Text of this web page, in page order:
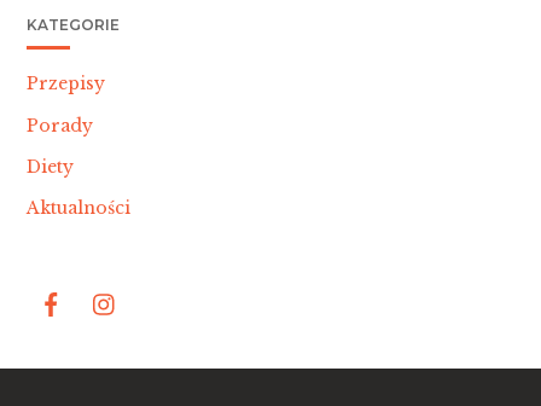
KATEGORIE
Przepisy
Porady
Diety
Aktualności